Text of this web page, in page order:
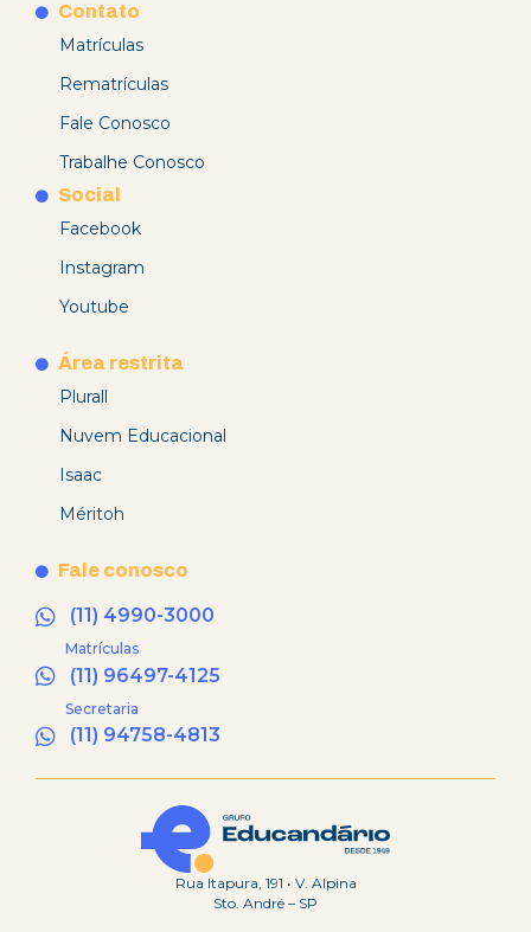
Contato
Matrículas
Rematrículas
Fale Conosco
Trabalhe Conosco
Social
Facebook
Instagram
Youtube
Área restrita
Plurall
Nuvem Educacional
Isaac
Méritoh
Fale conosco
(11) 4990-3000
Matrículas
(11) 96497-4125
Secretaria
(11) 94758-4813
Rua Itapura, 191 • V. Alpina
Sto. André – SP